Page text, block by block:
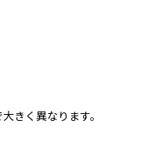
きく異なります。